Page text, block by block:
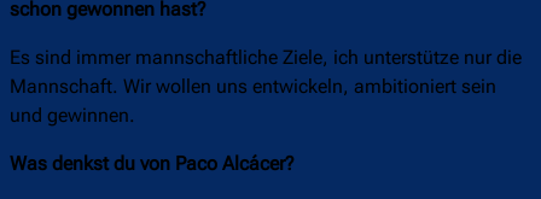
schon gewonnen hast?
Es sind immer mannschaftliche Ziele, ich unterstütze nur die
Mannschaft. Wir wollen uns entwickeln, ambitioniert sein
und gewinnen.
Was denkst du von Paco Alcácer?